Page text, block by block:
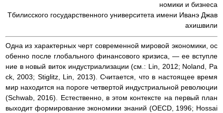
номики и бизнеса
Тбилисского государственного университета имени Иванэ Джав
ахишвили
Одна из характерных черт современной мировой экономики, ос
обенно после глобального финансового кризиса, — ее вступле
ние в новый виток индустриализации (см.: Lin, 2012; Noland, Pa
ck, 2003; Stiglitz, Lin, 2013). Считается, что в настоящее время
мир находится на пороге четвертой индустриальной революции
(Schwab, 2016). Естественно, в этом контексте на первый план
выходит формирование экономики знаний (OECD, 1996; Hossai